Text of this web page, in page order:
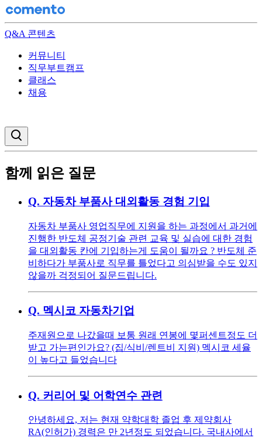
Q&A 콘텐츠
커뮤니티
직무부트캠프
클래스
채용
함께 읽은 질문
Q. 자동차 부품사 대외활동 경험 기입
자동차 부품사 영업직무에 지원을 하는 과정에서 과거에
진행한 반도체 공정기술 관련 교육 및 실습에 대한 경험
을 대외활동 칸에 기입하는게 도움이 될까요 ? 반도체 준
비하다가 부품사로 직무를 틀었다고 의심받을 수도 있지
않을까 걱정되어 질문드립니다.
Q. 멕시코 자동차기업
주재원으로 나갔을때 보통 원래 연봉에 몇퍼센트정도 더
받고 가는편인가요? (집/식비/렌트비 지원) 멕시코 세율
이 높다고 들었습니다
Q. 커리어 및 어학연수 관련
안녕하세요, 저는 현재 약학대학 졸업 후 제약회사
RA(인허가) 경력은 만 2년정도 되었습니다. 국내사에서